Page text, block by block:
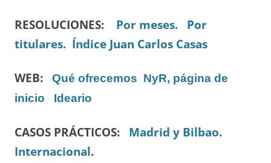
RESOLUCIONES: Por meses.
Por
titulares. Índice Juan Carlos Casas
WEB: Qué ofrecemos NyR, página de
inicio
Ideario
CASOS PRÁCTICOS: Madrid y Bilbao.
Internacional.